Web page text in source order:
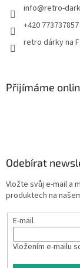
info@retro-
+420 773737857
retro dárky na
Přijímáme
Odebírat
Vložte svůj e-mail a
produktech na
E-mail
Vložením e-mailu